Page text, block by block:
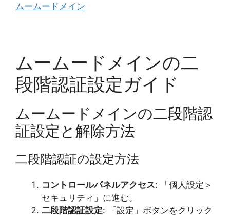
ムームードメイン
ムームードメインの二
段階認証設定ガイド
ムームードメインの二段階認
証設定と解除方法
二段階認証の設定方法
コントロールパネルアクセス: 「個人設定＞
セキュリティ」に進む。
二段階認証設定: 「設定」ボタンをクリック